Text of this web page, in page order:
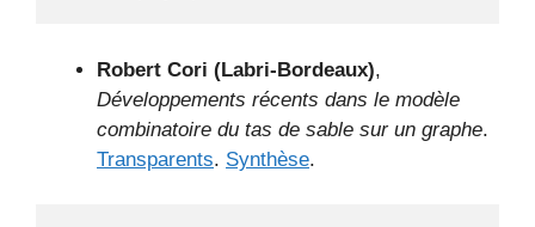
Robert Cori (Labri-Bordeaux),
Développements récents dans le modèle
combinatoire du tas de sable sur un graphe.
Transparents. Synthèse.